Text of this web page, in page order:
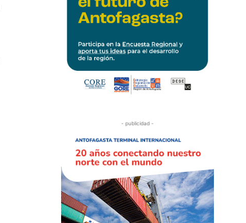
- publicidad -